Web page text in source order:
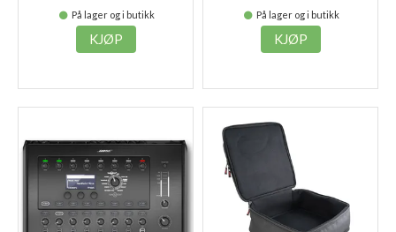
På lager og i butikk
KJØP
På lager og i butikk
KJØP